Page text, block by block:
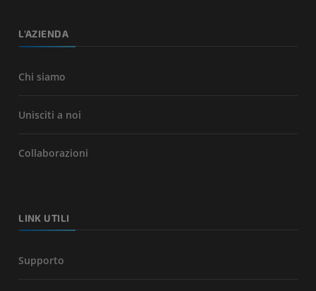
L'AZIENDA
Chi siamo
Unisciti a noi
Collaborazioni
LINK UTILI
Supporto